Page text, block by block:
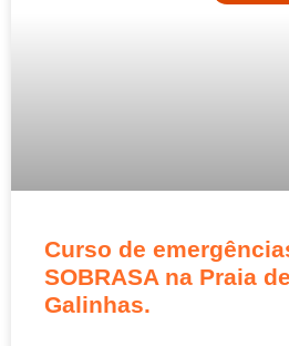
Curso de
SOBRASA na Praia
Galinhas.